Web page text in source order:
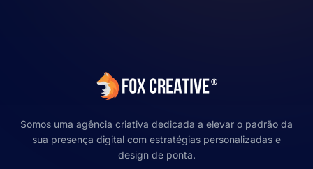
Somos uma agência criativa dedicada a elevar o padrão da
sua presença digital com estratégias personalizadas e
design de ponta.